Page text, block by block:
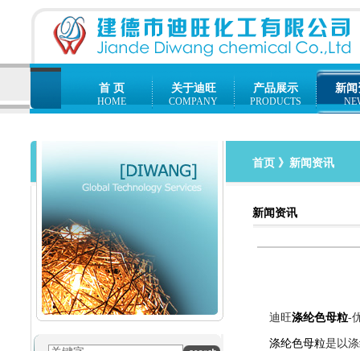
首 页
HOME
关于迪旺
COMPANY
产品展示
PRODUCTS
新闻
首页 》新闻资讯
新闻资讯
迪旺涤纶色母粒-
涤纶色母粒是以